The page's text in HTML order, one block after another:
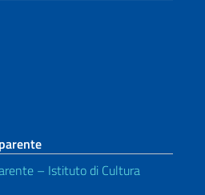
– Istituto di Cultura